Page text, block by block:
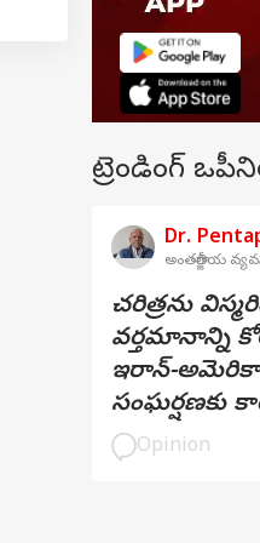
ట్రెండింగ్
Dr.
అంతర్జాతీయ
చరిత్రను
వర్తమానాన్ని
ఇరాన్-
సంఘర్షణకు
Opinion